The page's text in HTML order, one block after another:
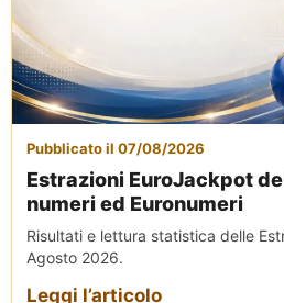
Pubblicato il 07/08/2026
Estrazioni EuroJackpot
numeri ed Euronumeri
Risultati e lettura statistica delle
Agosto 2026.
Leggi l’articolo